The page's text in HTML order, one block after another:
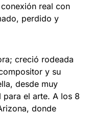
real con
perdido y
creció rodeada
y su
desde muy
para el arte. A los 8
donde